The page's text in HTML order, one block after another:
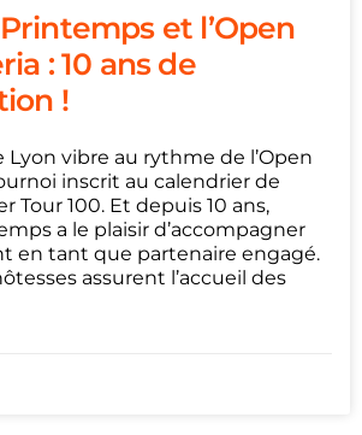
et l’Open
: 10 ans de
!
Lyon vibre au rythme de l’Open
inscrit au calendrier de
Tour 100. Et depuis 10 ans,
a le plaisir d’accompagner
en tant que partenaire engagé.
assurent l’accueil des